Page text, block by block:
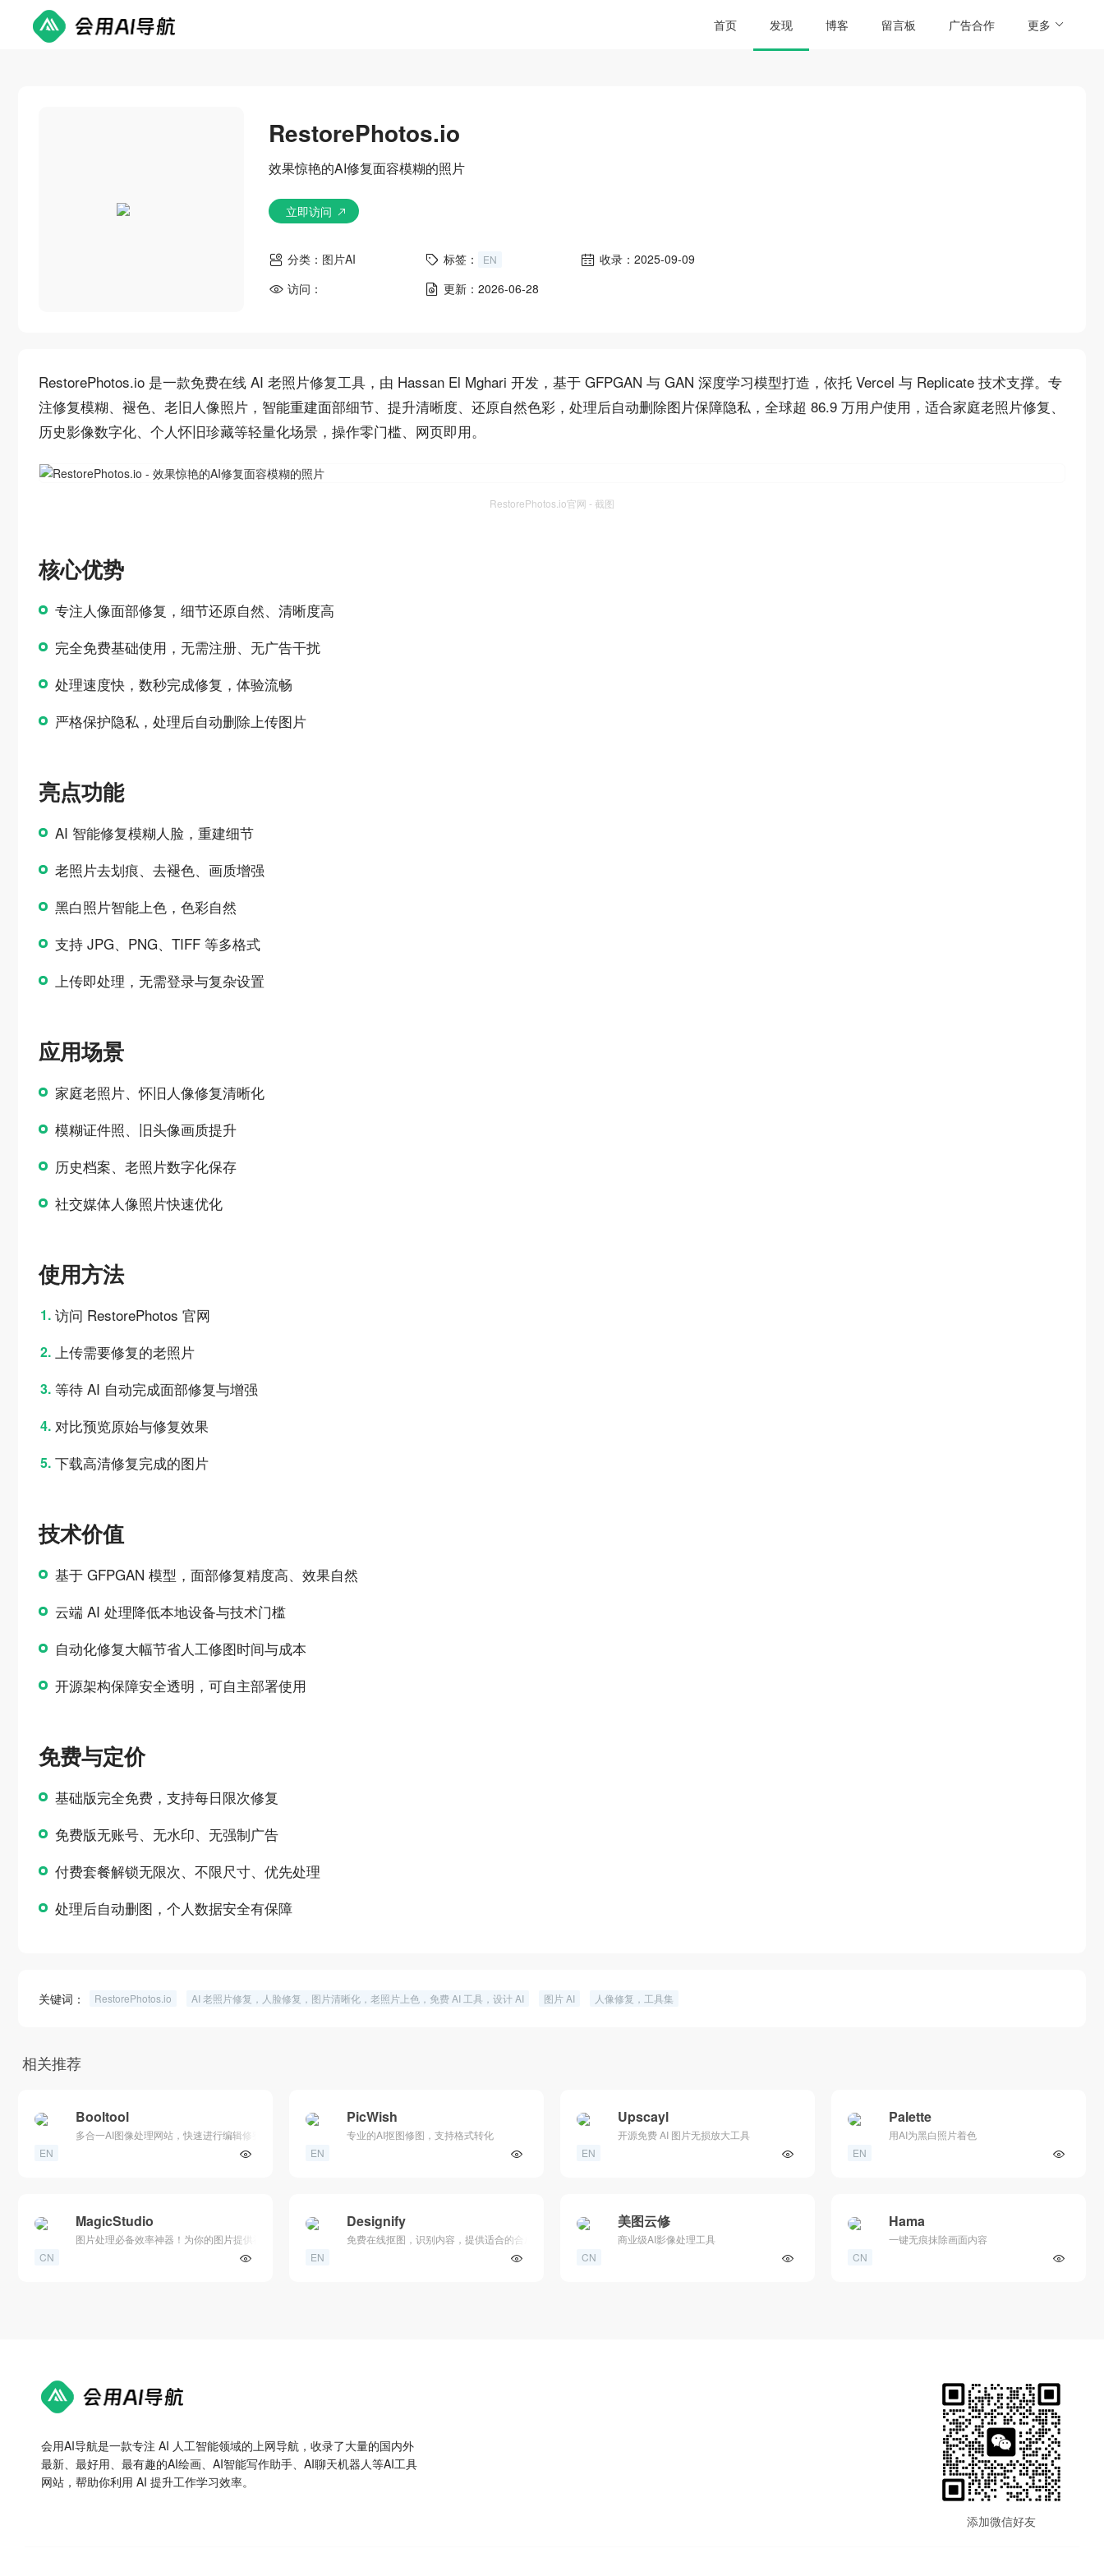
首页 发现 博客 留言板 广告合作 更多
RestorePhotos.io
效果惊艳的AI修复面容模糊的照片
立即访问
分类： 图片AI 标签： EN
收录：2025-09-09
访问：
更新：2026-06-28
RestorePhotos.io 是一款免费在线 AI 老照片修复工具，由 Hassan El Mghari 开发，基于 GFPGAN 与 GAN 深度学习模型打造，依托 Vercel 与 Replicate 技术支撑。专
注修复模糊、褪色、老旧人像照片，智能重建面部细节、提升清晰度、还原自然色彩，处理后自动删除图片保障隐私，全球超 86.9 万用户使用，适合家庭老照片修复、
历史影像数字化、个人怀旧珍藏等轻量化场景，操作零门槛、网页即用。
RestorePhotos.io官网 - 截图
核心优势
专注人像面部修复，细节还原自然、清晰度高
完全免费基础使用，无需注册、无广告干扰
处理速度快，数秒完成修复，体验流畅
严格保护隐私，处理后自动删除上传图片
亮点功能
AI 智能修复模糊人脸，重建细节
老照片去划痕、去褪色、画质增强
黑白照片智能上色，色彩自然
支持 JPG、PNG、TIFF 等多格式
上传即处理，无需登录与复杂设置
应用场景
家庭老照片、怀旧人像修复清晰化
模糊证件照、旧头像画质提升
历史档案、老照片数字化保存
社交媒体人像照片快速优化
使用方法
访问 RestorePhotos 官网
上传需要修复的老照片
等待 AI 自动完成面部修复与增强
对比预览原始与修复效果
下载高清修复完成的图片
技术价值
基于 GFPGAN 模型，面部修复精度高、效果自然
云端 AI 处理降低本地设备与技术门槛
自动化修复大幅节省人工修图时间与成本
开源架构保障安全透明，可自主部署使用
免费与定价
基础版完全免费，支持每日限次修复
免费版无账号、无水印、无强制广告
付费套餐解锁无限次、不限尺寸、优先处理
处理后自动删图，个人数据安全有保障
关键词： RestorePhotos.io AI 老照片修复，人脸修复，图片清晰化，老照片上色，免费 AI 工具，设计 AI 图片 AI 人像修复，工具集
相关推荐
Booltool
多合一AI图像处理网站，快速进行编辑修整
EN
PicWish
专业的AI抠图修图，支持格式转化
EN
Upscayl
开源免费 AI 图片无损放大工具
EN
Palette
用AI为黑白照片着色
EN
MagicStudio
图片处理必备效率神器！为你的图片提供神奇魔法
CN
Designify
免费在线抠图，识别内容，提供适合的合成设计
EN
美图云修
商业级AI影像处理工具
CN
Hama
一键无痕抹除画面内容
CN
会用AI导航是一款专注 AI 人工智能领域的上网导航，收录了大量的国内外
最新、最好用、最有趣的AI绘画、AI智能写作助手、AI聊天机器人等AI工具
网站，帮助你利用 AI 提升工作学习效率。
添加微信好友